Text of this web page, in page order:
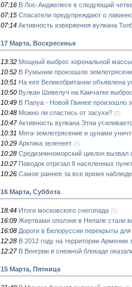
07:16 В Лос-Анджелесе в следующий
07:15 Спасатели предупреждают о
07:14 Активность извержения вулкана
17 Марта, Воскресенье
13:32 Мощный выброс корональной
10:52 В Румынии произошло
10:51 На юге Великобритании объявлена
10:50 Вулкан Шивелуч на Камчатке
10:49 В Папуа - Новой Гвинее произошло
10:48 Можно ли спастись от засухи? (0)
10:47 Активность вулкана Этна
10:31 Мега-землетрясение и цунами
10:29 Арктика зеленеет (0)
10:28 Средиземноморский циклон вызвал
10:27 Паводок отрезал 8 населенных
10:26 Самое раннее за все время
16 Марта, Суббота
18:44 Итоги московского снегопада (0)
16:09 Жертвами оползня в Непале стали
16:08 Дороги в Белоруссии перекрыты для
12:28 В 2012 году на территории Армении
12:27 В Венгрии в снежной блокаде
15 Марта, Пятница